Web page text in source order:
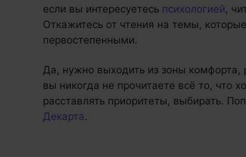
если вы интересуетесь психологией,
Откажитесь от чтения на темы,
первостепенными.
Да, нужно выходить из зоны комфорта,
вы никогда не прочитаете всё то, что
расставлять приоритеты, выбирать.
Декарта.